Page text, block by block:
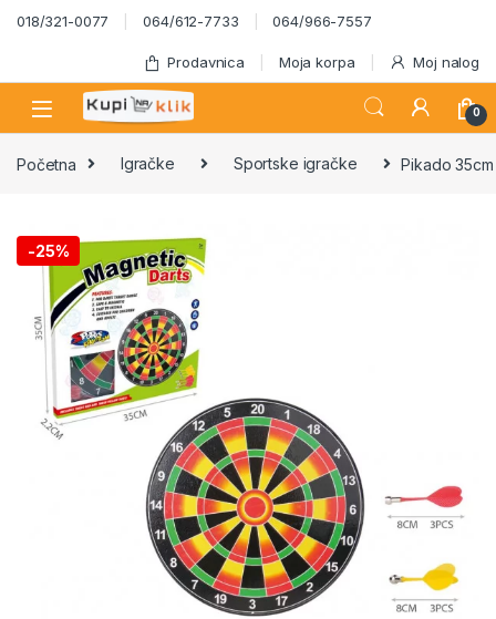
Skip to navigation
Skip to content
018/321-0077 064/612-7733 064/966-7557
Prodavnica Moja korpa Moj nalog
0
Početna Igračke Sportske igračke Pikado
-25%